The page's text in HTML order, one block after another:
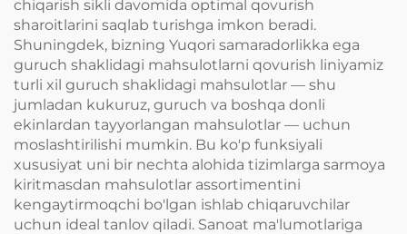
chiqarish sikli davomida optimal qovurish
sharoitlarini saqlab turishga imkon beradi.
Shuningdek, bizning Yuqori samaradorlikka ega
guruch shaklidagi mahsulotlarni qovurish liniyamiz
turli xil guruch shaklidagi mahsulotlar — shu
jumladan kukuruz, guruch va boshqa donli
ekinlardan tayyorlangan mahsulotlar — uchun
moslashtirilishi mumkin. Bu ko'p funksiyali
xususiyat uni bir nechta alohida tizimlarga sarmoya
kiritmasdan mahsulotlar assortimentini
kengaytirmoqchi bo'lgan ishlab chiqaruvchilar
uchun ideal tanlov qiladi. Sanoat ma'lumotlariga